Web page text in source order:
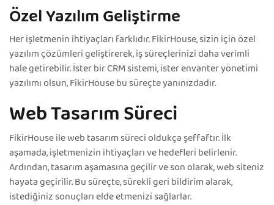
Özel Yazılım Geliştirme
Her işletmenin ihtiyaçları farklıdır. FikirHouse, sizin için özel
yazılım çözümleri geliştirerek, iş süreçlerinizi daha verimli
hale getirebilir. İster bir CRM sistemi, ister envanter yönetimi
yazılımı olsun, FikirHouse bu süreçte yanınızdadır.
Web Tasarım Süreci
FikirHouse ile web tasarım süreci oldukça şeffaftır. İlk
aşamada, işletmenizin ihtiyaçları ve hedefleri belirlenir.
Ardından, tasarım aşamasına geçilir ve son olarak, web siteniz
hayata geçirilir. Bu süreçte, sürekli geri bildirim alarak,
istediğiniz sonuçları elde etmenizi sağlarlar.